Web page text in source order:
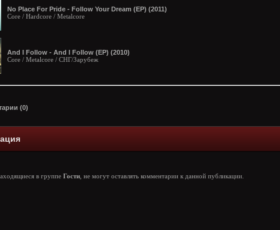
No Place For Pride - Follow Your Dream (EP) (2011)
Core / Hardcore / Metalcore
And I Follow - And I Follow (EP) (2010)
Core / Metalcore / СНГ/Зарубеж
(0)
в группе Гости , не могут оставлять комментарии к данной публикации.